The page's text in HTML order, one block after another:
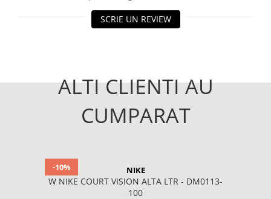
SCRIE UN REVIEW
ALTI CLIENTI AU
CUMPARAT
-10% NIKE
W NIKE COURT VISION ALTA LTR - DM0113-
100